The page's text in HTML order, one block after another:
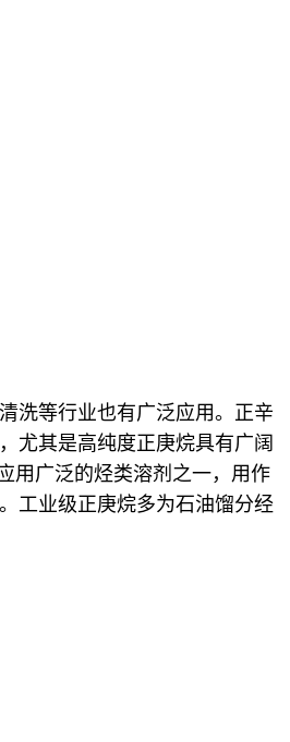
洗等行业也有广泛应用。正辛
尤其是高纯度正庚烷具有广阔
用广泛的烃类溶剂之一，用作
工业级正庚烷多为石油馏分经